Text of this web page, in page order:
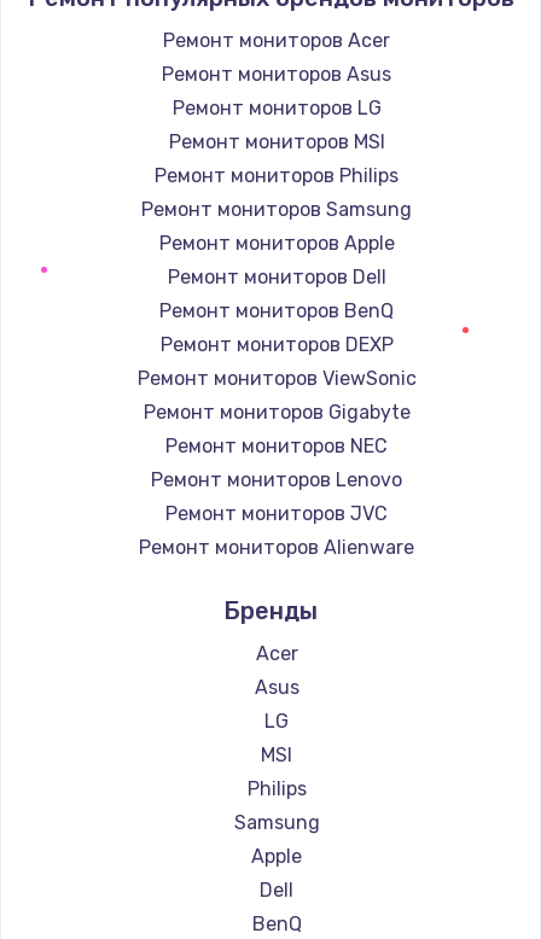
Ремонт мониторов Acer
Ремонт мониторов Asus
Ремонт мониторов LG
Ремонт мониторов MSI
Ремонт мониторов Philips
Ремонт мониторов Samsung
Ремонт мониторов Apple
Ремонт мониторов Dell
Ремонт мониторов BenQ
Ремонт мониторов DEXP
Ремонт мониторов ViewSonic
Ремонт мониторов Gigabyte
Ремонт мониторов NEC
Ремонт мониторов Lenovo
Ремонт мониторов JVC
Ремонт мониторов Alienware
Ремонт мониторов Thunderobot
Ремонт мониторов Hisense
Ремонт мониторов АОС
Ремонт мониторов Ardor
Ремонт мониторов Machenike
Ремонт мониторов iru
Ремонт мониторов Titan Army
Ремонт мониторов iFFALCON
Ремонт мониторов Dahua
Бренды
Acer
Asus
LG
MSI
Philips
Samsung
Apple
Dell
BenQ